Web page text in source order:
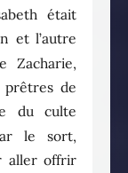
était
et l’autre
Zacharie,
de
du culte
le sort,
aller offrir